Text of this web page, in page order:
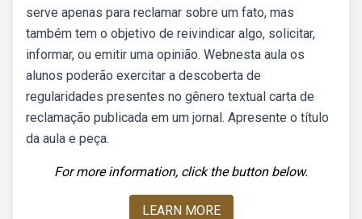
serve apenas para reclamar sobre um fato, mas
também tem o objetivo de reivindicar algo, solicitar,
informar, ou emitir uma opinião. Webnesta aula os
alunos poderão exercitar a descoberta de
regularidades presentes no gênero textual carta de
reclamação publicada em um jornal. Apresente o título
da aula e peça.
For more information, click the button below.
LEARN MORE